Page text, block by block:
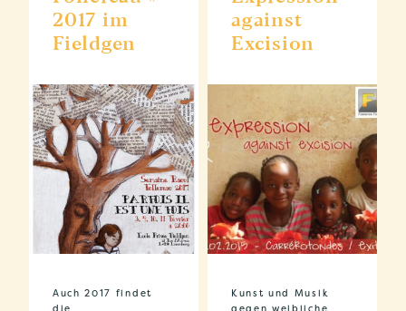
2017 im
Fieldgen
Auch 2017 findet
against
Excision
Kunst und Musik